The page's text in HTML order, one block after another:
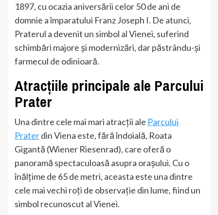
1897, cu ocazia aniversării celor 50 de ani de
domnie a împaratului Franz Joseph I. De atunci,
Praterul a devenit un simbol al Vienei, suferind
schimbări majore și modernizări, dar păstrându-și
farmecul de odinioară.
Atracțiile principale ale Parcului
Prater
Una dintre cele mai mari atracții ale Parcului
Praterdin Viena este, fără îndoială, Roata
Gigantă (Wiener Riesenrad), care oferă o
panoramă spectaculoasă asupra orașului. Cu o
înălțime de 65 de metri, aceasta este una dintre
cele mai vechi roți de observație din lume, fiind un
simbol recunoscut al Vienei.